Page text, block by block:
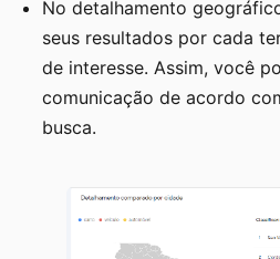
No detalhamento
seus resultados por cada
de interesse. Assim, você
comunicação de acordo
busca.